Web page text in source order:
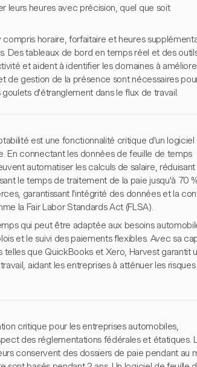
leurs heures avec précision, quel que soit
horaire, forfaitaire et heures
Des tableaux de bord en temps réel et des
et aident à identifier les domaines à
de gestion de la présence sont nécessaires
d'étranglement dans le flux de travail.
est une fonctionnalité critique d'un logiciel
En connectant les données de feuille de temps
automatiser les calculs de salaire, réduisant
le temps de traitement de la paie jusqu'à 70
garantissant l'intégrité des données et la
la Fair Labor Standards Act (FLSA).
qui peut être adaptée aux besoins
et le suivi des paiements flexibles. Avec sa
que QuickBooks et Xero, Harvest garantit
aidant les entreprises à atténuer les
critique pour les entreprises automobiles,
des réglementations fédérales et étatiques.
conservent des dossiers de paie pendant au